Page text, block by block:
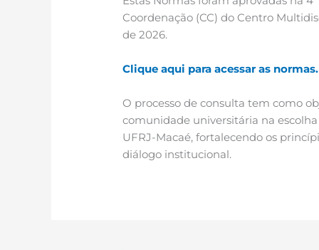
Coordenação (CC) do Centro
de 2026.
Clique aqui para acessar as normas.
O processo de consulta tem como
comunidade universitária na
UFRJ-Macaé, fortalecendo os
diálogo institucional.